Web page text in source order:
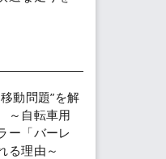
動問題”を解
自転車用
ー「バーレ
る理由～